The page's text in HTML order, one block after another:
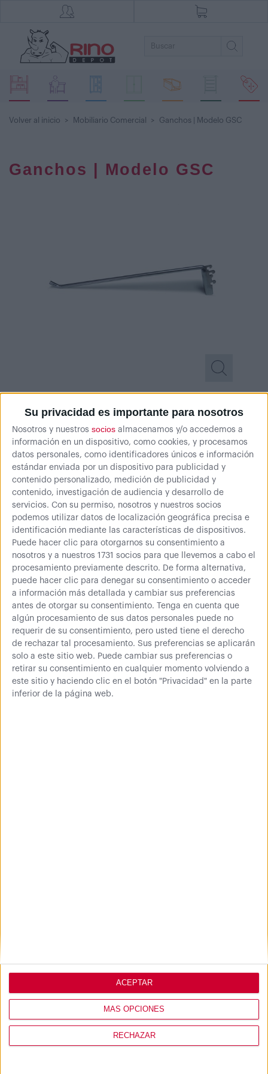
Su privacidad es importante para nosotros
Nosotros y nuestros socios almacenamos y/o accedemos a
información en un dispositivo, como cookies, y procesamos
datos personales, como identificadores únicos e información
estándar enviada por un dispositivo para publicidad y
contenido personalizado, medición de publicidad y
contenido, investigación de audiencia y desarrollo de
servicios. Con su permiso, nosotros y nuestros socios
podemos utilizar datos de localización geográfica precisa e
identificación mediante las características de dispositivos.
Puede hacer clic para otorgarnos su consentimiento a
nosotros y a nuestros 1731 socios para que llevemos a cabo el
procesamiento previamente descrito. De forma alternativa,
puede hacer clic para denegar su consentimiento o acceder
a información más detallada y cambiar sus preferencias
antes de otorgar su consentimiento. Tenga en cuenta que
algún procesamiento de sus datos personales puede no
requerir de su consentimiento, pero usted tiene el derecho
de rechazar tal procesamiento. Sus preferencias se aplicarán
solo a este sitio web. Puede cambiar sus preferencias o
retirar su consentimiento en cualquier momento volviendo a
este sitio y haciendo clic en el botón "Privacidad" en la parte
inferior de la página web.
MÁS OPCIONES
RECHAZAR
ACEPTAR
Volver al inicio > Mobiliario Comercial > Ganchos | Modelo GSC
Ganchos | Modelo GSC
Ø 6
00,00€ Comprar
0 € (IVA inc.)